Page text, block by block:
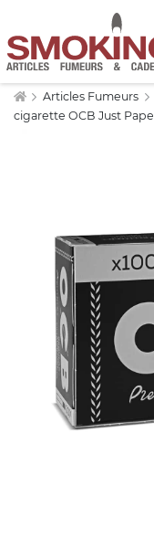
Articles Fumeurs
cigarette OCB Just